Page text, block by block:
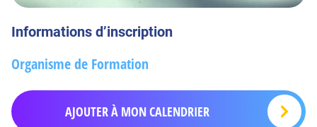
Informations d’inscription
Organisme de Formation
AJOUTER À MON CALENDRIER